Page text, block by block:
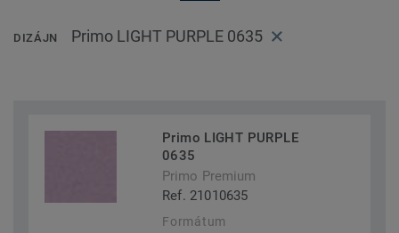
DIZÁJN Primo LIGHT PURPLE 0635
Primo LIGHT PURPLE
0635
Primo Premium
Ref. 21010635
Formátum